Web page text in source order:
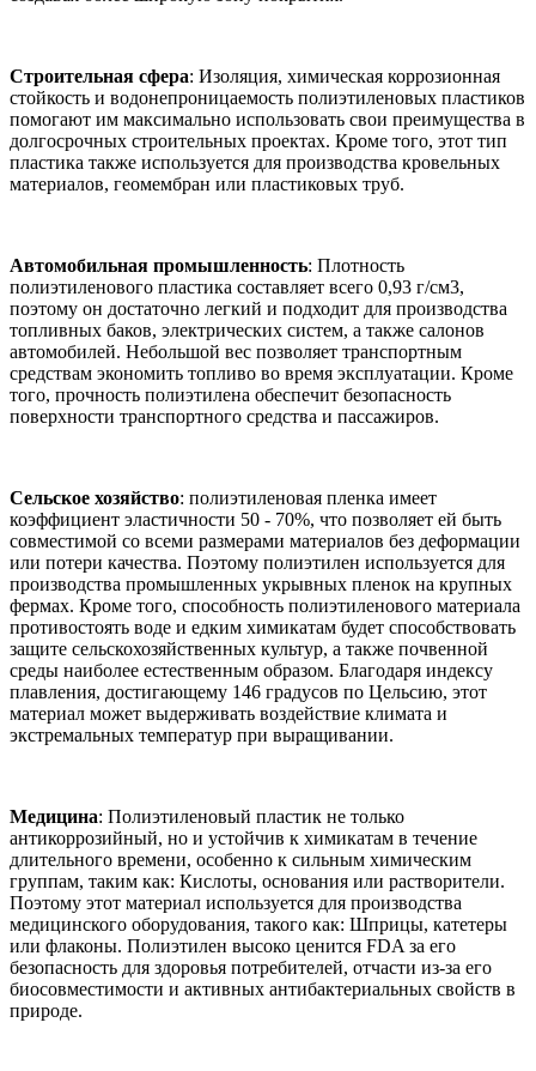
Строительная сфера: Изоляция, химическая коррозионная
стойкость и водонепроницаемость полиэтиленовых пластиков
помогают им максимально использовать свои преимущества в
долгосрочных строительных проектах. Кроме того, этот тип
пластика также используется для производства кровельных
материалов, геомембран или пластиковых труб.
Автомобильная промышленность: Плотность
полиэтиленового пластика составляет всего 0,93 г/см3,
поэтому он достаточно легкий и подходит для производства
топливных баков, электрических систем, а также салонов
автомобилей. Небольшой вес позволяет транспортным
средствам экономить топливо во время эксплуатации. Кроме
того, прочность полиэтилена обеспечит безопасность
поверхности транспортного средства и пассажиров.
Сельское хозяйство: полиэтиленовая пленка имеет
коэффициент эластичности 50 - 70%, что позволяет ей быть
совместимой со всеми размерами материалов без деформации
или потери качества. Поэтому полиэтилен используется для
производства промышленных укрывных пленок на крупных
фермах. Кроме того, способность полиэтиленового материала
противостоять воде и едким химикатам будет способствовать
защите сельскохозяйственных культур, а также почвенной
среды наиболее естественным образом. Благодаря индексу
плавления, достигающему 146 градусов по Цельсию, этот
материал может выдерживать воздействие климата и
экстремальных температур при выращивании.
Медицина: Полиэтиленовый пластик не только
антикоррозийный, но и устойчив к химикатам в течение
длительного времени, особенно к сильным химическим
группам, таким как: Кислоты, основания или растворители.
Поэтому этот материал используется для производства
медицинского оборудования, такого как: Шприцы, катетеры
или флаконы. Полиэтилен высоко ценится FDA за его
безопасность для здоровья потребителей, отчасти из-за его
биосовместимости и активных антибактериальных свойств в
природе.